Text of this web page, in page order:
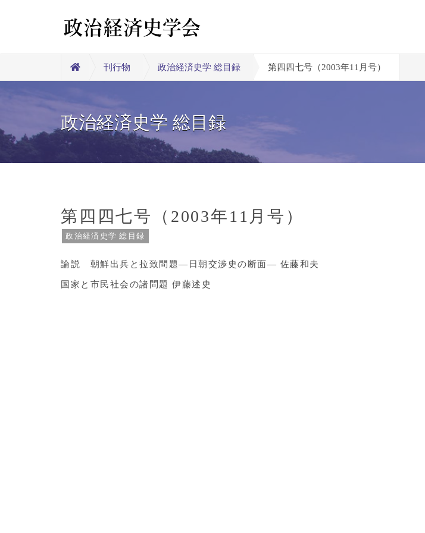
刊行物 政治経済史学 総目録 第四四七号（2003年11月号）
政治経済史学 総目録
第四四七号（2003年11月号）
政治経済史学 総目録
論説 朝鮮出兵と拉致問題―日朝交渉史の断面― 佐藤和夫
国家と市民社会の諸問題 伊藤述史